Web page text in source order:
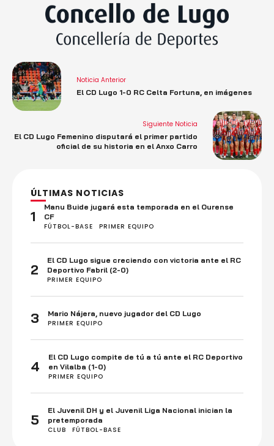
Noticia Anterior
El CD Lugo 1-0 RC Celta Fortuna, en imágenes
Siguiente Noticia
El CD Lugo Femenino disputará el primer partido
oficial de su historia en el Anxo Carro
ÚLTIMAS NOTICIAS
1
Manu Buide jugará esta temporada en el Ourense
CF
FÚTBOL-BASE
PRIMER EQUIPO
2
El CD Lugo sigue creciendo con victoria ante el RC
Deportivo Fabril (2-0)
PRIMER EQUIPO
3
Mario Nájera, nuevo jugador del CD Lugo
PRIMER EQUIPO
4
El CD Lugo compite de tú a tú ante el RC Deportivo
en Vilalba (1-0)
PRIMER EQUIPO
5
El Juvenil DH y el Juvenil Liga Nacional inician la
pretemporada
CLUB
FÚTBOL-BASE